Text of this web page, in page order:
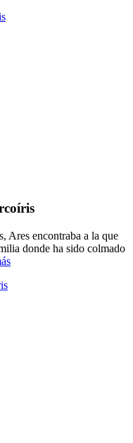
Ares encontraba a la que
donde ha sido colmado